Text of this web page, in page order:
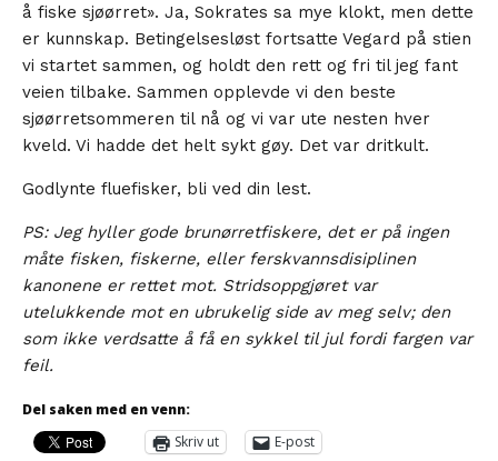
å fiske sjøørret». Ja, Sokrates sa mye klokt, men dette
er kunnskap. Betingelsesløst fortsatte Vegard på stien
vi startet sammen, og holdt den rett og fri til jeg fant
veien tilbake. Sammen opplevde vi den beste
sjøørretsommeren til nå og vi var ute nesten hver
kveld. Vi hadde det helt sykt gøy. Det var dritkult.
Godlynte fluefisker, bli ved din lest.
PS: Jeg hyller gode brunørretfiskere, det er på ingen
måte fisken, fiskerne, eller ferskvannsdisiplinen
kanonene er rettet mot. Stridsoppgjøret var
utelukkende mot en ubrukelig side av meg selv; den
som ikke verdsatte å få en sykkel til jul fordi fargen var
feil.
Del saken med en venn:
Skriv ut
E-post